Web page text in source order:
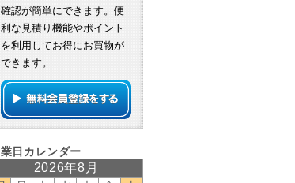
確認が簡単にできます。便
利な見積り機能やポイント
を利用してお得にお買物が
できます。